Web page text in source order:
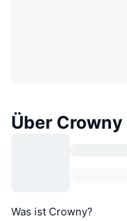
Über Crowny
Was ist Crowny?